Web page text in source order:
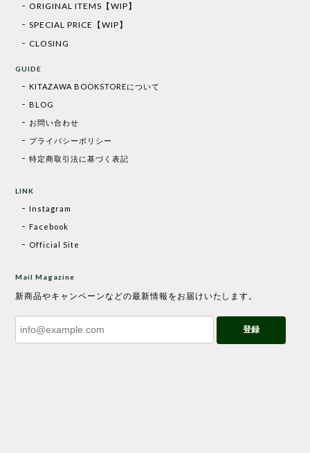
ORIGINAL ITEMS【WIP】
SPECIAL PRICE【WIP】
CLOSING
GUIDE
KITAZAWA BOOKSTOREについて
BLOG
お問い合わせ
プライバシーポリシー
特定商取引法に基づく表記
LINK
Instagram
Facebook
Official Site
Mail Magazine
新商品やキャンペーンなどの最新情報をお届けいたします。
登録